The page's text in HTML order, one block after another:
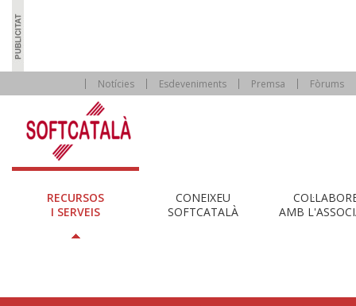
Notícies Esdeveniments Premsa Fòrums
RECURSOS
I SERVEIS
CONEIXEU
SOFTCATALÀ
AMB